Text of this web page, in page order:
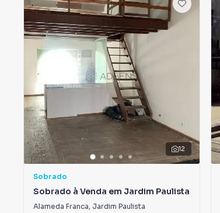
12
Sobrado
Sobrado à Venda em Jardim Paulista
Alameda Franca, Jardim Paulista